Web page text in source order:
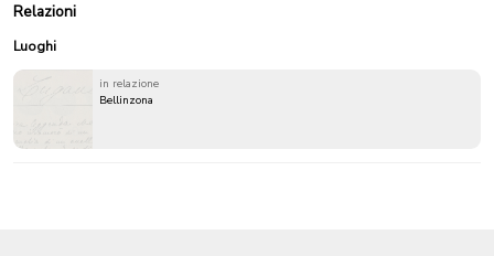
Relazioni
Luoghi
in relazione
Bellinzona